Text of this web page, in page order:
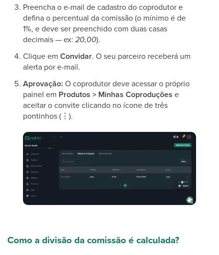
Preencha o e-mail de cadastro do coprodutor e
defina o percentual da comissão (o mínimo é de
1%, e deve ser preenchido com duas casas
decimais — ex: 20,00).
Clique em Convidar. O seu parceiro receberá um
alerta por e-mail.
Aprovação: O coprodutor deve acessar o próprio
painel em Produtos > Minhas Coproduções e
aceitar o convite clicando no ícone de três
pontinhos (⋮).
Como a divisão da comissão é calculada?